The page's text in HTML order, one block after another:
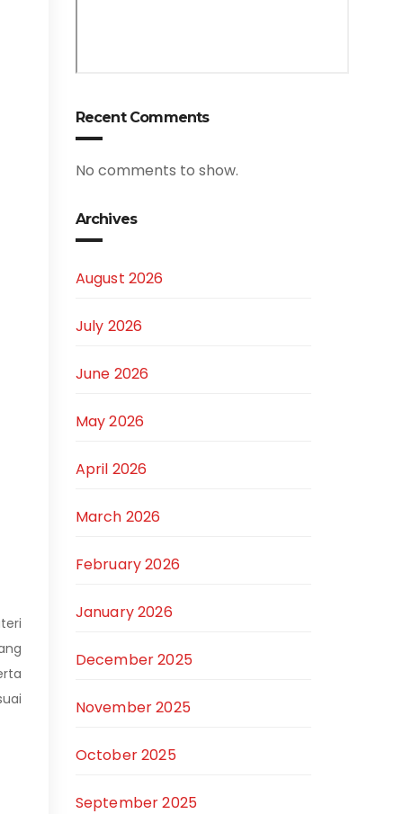
Recent Comments
No comments to show.
Archives
August 2026
July 2026
June 2026
May 2026
April 2026
March 2026
February 2026
January 2026
December 2025
November 2025
October 2025
September 2025